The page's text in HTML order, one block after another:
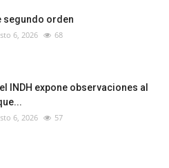
segundo orden
6, 2026 68
INDH expone observaciones al
6, 2026 57